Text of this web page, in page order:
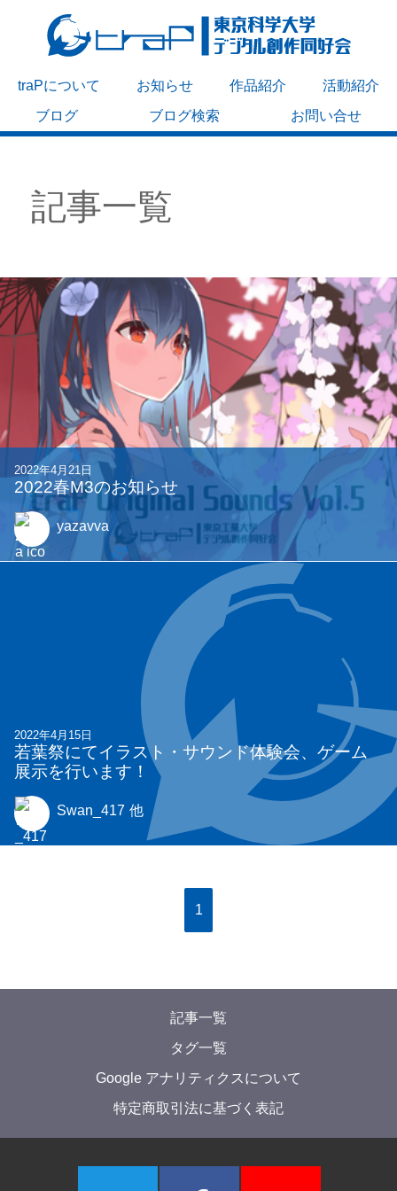
traPについて お知らせ 作品紹介
活動紹介
ブログ
ブログ検索 お問い合せ
記事一覧
2022年4月21日
2022春M3のお知らせ
yazavva
2022年4月15日
若葉祭にてイラスト・サウンド体験会、ゲーム
展示を行います！
Swan_417 他
1
記事一覧
タグ一覧
Google アナリティクスについて
特定商取引法に基づく表記